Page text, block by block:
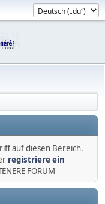
auf diesen Bereich.
registriere ein
FORUM